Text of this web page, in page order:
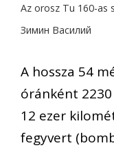
Az orosz Tu 160-as
Зимин Василий
A hossza 54
óránként
12 ezer
fegyvert